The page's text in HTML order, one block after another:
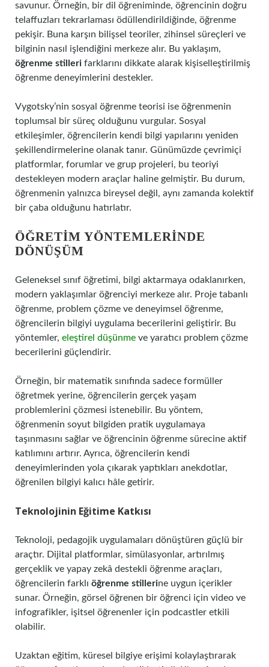
savunur. Örneğin, bir dil öğreniminde, öğrencinin doğru
telaffuzları tekrarlaması ödüllendirildiğinde, öğrenme
pekişir. Buna karşın bilişsel teoriler, zihinsel süreçleri ve
bilginin nasıl işlendiğini merkeze alır. Bu yaklaşım,
öğrenme stilleri farklarını dikkate alarak kişiselleştirilmiş
öğrenme deneyimlerini destekler.
Vygotsky’nin sosyal öğrenme teorisi ise öğrenmenin
toplumsal bir süreç olduğunu vurgular. Sosyal
etkileşimler, öğrencilerin kendi bilgi yapılarını yeniden
şekillendirmelerine olanak tanır. Günümüzde çevrimiçi
platformlar, forumlar ve grup projeleri, bu teoriyi
destekleyen modern araçlar haline gelmiştir. Bu durum,
öğrenmenin yalnızca bireysel değil, aynı zamanda kolektif
bir çaba olduğunu hatırlatır.
ÖĞRETIM YÖNTEMLERINDE
DÖNÜŞÜM
Geleneksel sınıf öğretimi, bilgi aktarmaya odaklanırken,
modern yaklaşımlar öğrenciyi merkeze alır. Proje tabanlı
öğrenme, problem çözme ve deneyimsel öğrenme,
öğrencilerin bilgiyi uygulama becerilerini geliştirir. Bu
yöntemler, eleştirel düşünme ve yaratıcı problem çözme
becerilerini güçlendirir.
Örneğin, bir matematik sınıfında sadece formüller
öğretmek yerine, öğrencilerin gerçek yaşam
problemlerini çözmesi istenebilir. Bu yöntem,
öğrenmenin soyut bilgiden pratik uygulamaya
taşınmasını sağlar ve öğrencinin öğrenme sürecine aktif
katılımını artırır. Ayrıca, öğrencilerin kendi
deneyimlerinden yola çıkarak yaptıkları anekdotlar,
öğrenilen bilgiyi kalıcı hâle getirir.
Teknolojinin Eğitime Katkısı
Teknoloji, pedagojik uygulamaları dönüştüren güçlü bir
araçtır. Dijital platformlar, simülasyonlar, artırılmış
gerçeklik ve yapay zekâ destekli öğrenme araçları,
öğrencilerin farklı öğrenme stillerine uygun içerikler
sunar. Örneğin, görsel öğrenen bir öğrenci için video ve
infografikler, işitsel öğrenenler için podcastler etkili
olabilir.
Uzaktan eğitim, küresel bilgiye erişimi kolaylaştırarak